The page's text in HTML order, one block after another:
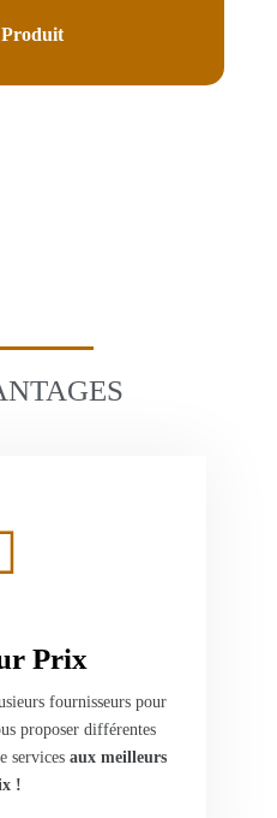
Prix
fournisseurs pour
proposer différentes
servicesaux meilleurs
!